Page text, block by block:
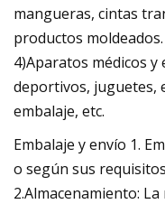
mangueras, cintas
productos moldeados.
4)Aparatos médicos
deportivos, juguetes,
embalaje, etc.
Embalaje y envío 1.
o según sus
2.Almacenamiento: